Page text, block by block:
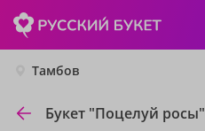
Тамбов
Букет "Поцелуй росы"